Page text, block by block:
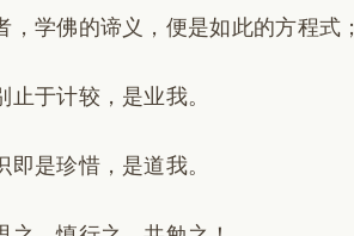
，学佛的谛义，便是如此的方程式；
止于计较，是业我。
即是珍惜，是道我。